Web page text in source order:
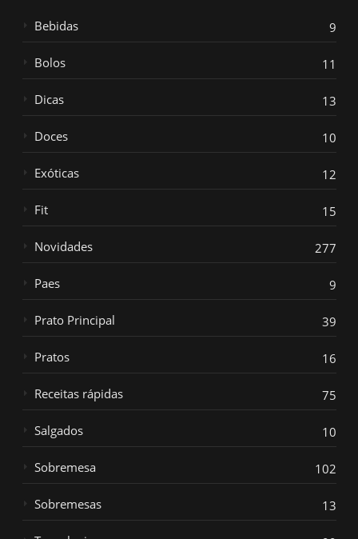
Bebidas 9
Bolos 11
Dicas 13
Doces 10
Exóticas 12
Fit 15
Novidades 277
Paes 9
Prato Principal 39
Pratos 16
Receitas rápidas 75
Salgados 10
Sobremesa 102
Sobremesas 13